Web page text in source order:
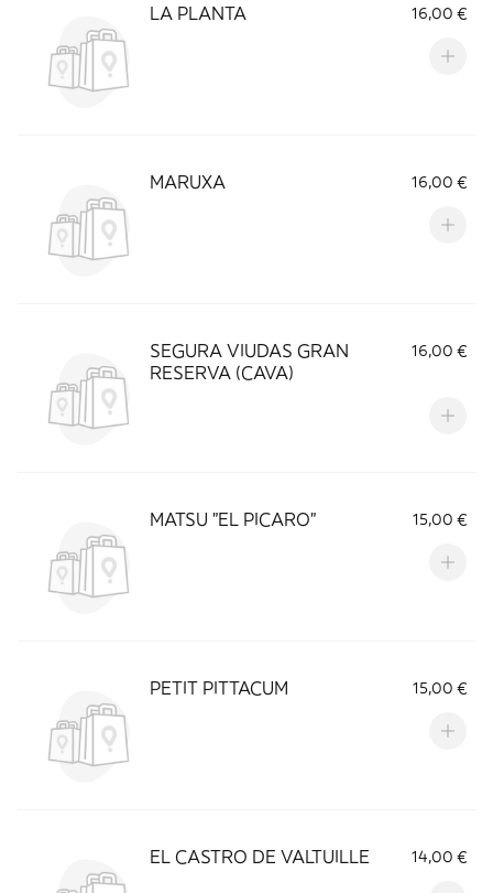
LA PLANTA 16,00 €
MARUXA 16,00 €
SEGURA VIUDAS GRAN
RESERVA (CAVA)
16,00 €
MATSU "EL PICARO" 15,00 €
PETIT PITTACUM 15,00 €
EL CASTRO DE VALTUILLE 14,00 €